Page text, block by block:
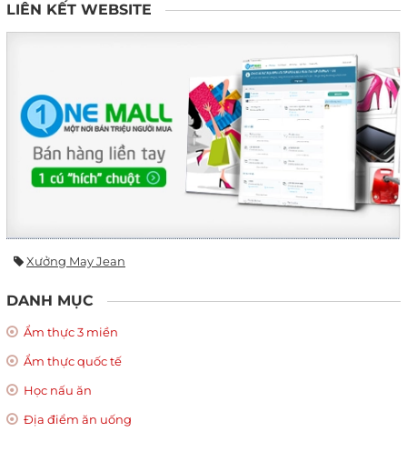
LIÊN KẾT WEBSITE
Xưởng May Jean
DANH MỤC
Ẩm thực 3 miền
Ẩm thực quốc tế
Học nấu ăn
Địa điểm ăn uống